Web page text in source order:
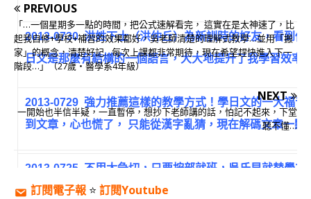
2013-0730 洪姓下士（洪仲丘）為新訓時的好友，看到
日文是那麼有結構的一個語言，大大地提升了我學習效率
2013-0729 強力推薦這樣的教學方式！學日文的一大福
到文章，心也慌了， 只能從漢字亂猜，現在解碼文章一
2013-0725 不用太急切，只要按部就班，吳氏早就替學
PREVIOUS
「…一個星期多一點的時間，把公式速解看完， 這實在是太神速了，比
起我自修+學校+補習的效果都好，吳老師清楚的理解式教學…並用「搬
家」的概念，清楚好記…每次上課都非常期待，現在希望趕快進入下一
階段…」（27歲‧醫學系4年級）
NEXT
一開始也半信半疑，一直暫停，想抄下老師講的話，怕記不起來，下堂
聽不懂…
訂閱電子報 ⭐️ 訂閱Youtube